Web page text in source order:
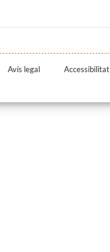
Avís legal Accessibilitat